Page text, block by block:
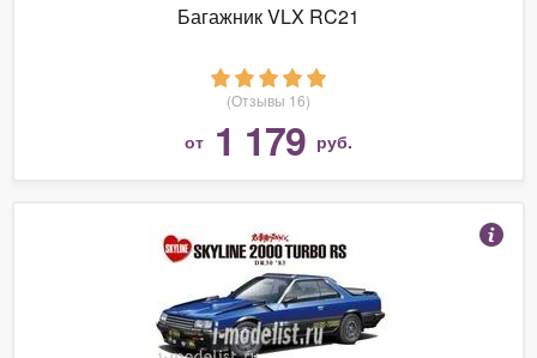
Багажник VLX RC21
(Отзывы 16)
от 1 179 руб.